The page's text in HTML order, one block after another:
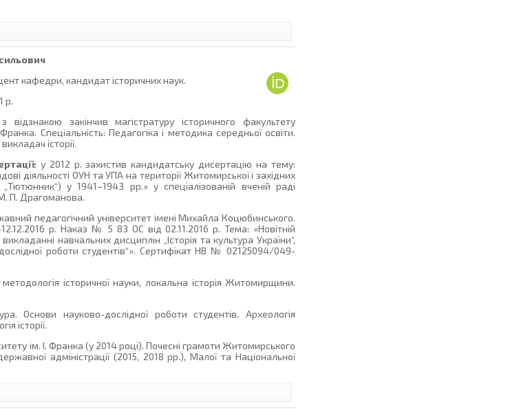
кафедри, кандидат історичних наук.
р.
закінчив магістратуру історичного факультету
Спеціальність: Педагогіка і методика середньої освіти.
історії.
у 2012 р. захистив кандидатську дисертацію на тему:
діяльності ОУН та УПА на території Житомирської і західних
у 1941–1943 рр.» у спеціалізованій вченій раді
М. П. Драгоманова.
педагогічний університет імені Михайла Коцюбинського.
р. Наказ № 5 83 ОС від 02.11.2016 р. Тема: «Новітній
навчальних дисциплін „Історія та культура України“,
дослідної роботи студентів“». Сертифікат НВ № 02125094/049-
методологія історичної науки, локальна історія Житомирщини.
Основи науково-дослідної роботи студентів. Археологія
історії.
ім. І. Франка (у 2014 році). Почесні грамоти Житомирського
адміністрації (2015, 2018 рр.), Малої та Національної